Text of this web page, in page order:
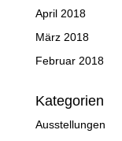
April 2018
März 2018
Februar 2018
Kategorien
Ausstellungen